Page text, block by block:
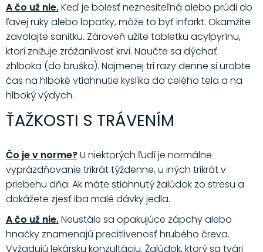
A čo už nie.Keď je bolesť neznesiteľná alebo prúdi do
ľavej ruky alebo lopatky, môže to byť infarkt. Okamžite
zavolajte sanitku. Zároveň užite tabletku acylpyrínu,
ktorí znižuje zrážanlivosť krvi. Naučte sa dýchať
zhlboka (do bruška). Najmenej tri razy denne si urobte
čas na hlboké vtiahnutie kyslíka do celého tela a na
hlboký výdych.
ŤAŽKOSTI S TRÁVENÍM
Čo je v norme?U niektorých ľudí je normálne
vyprázdňovanie trikrát týždenne, u iných trikrát v
priebehu dňa. Ak máte stiahnutý žalúdok zo stresu a
dokážete zjesť iba malé dávky jedla.
A čo už nie.Neustále sa opakujúce zápchy alebo
hnačky znamenajú precitlivenosť hrubého čreva.
Vyžadujú lekársku konzultáciu. Žalúdok, ktorý sa tvári